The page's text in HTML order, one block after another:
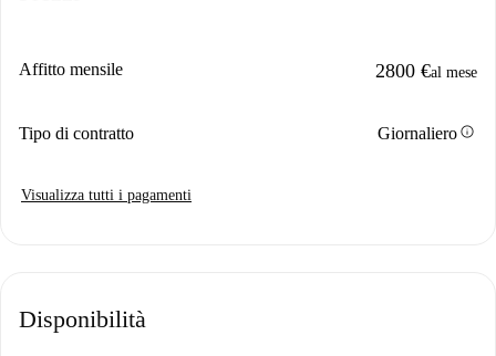
Affitto mensile 2800 €al mese
Tipo di contratto Giornalieroinfo
Visualizza tutti i pagamenti
Disponibilità